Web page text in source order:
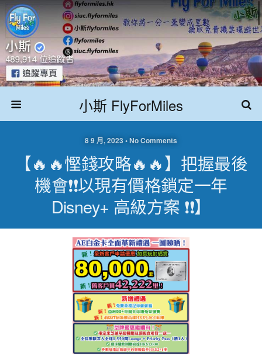
小斯 FlyForMiles
8 9 月, 2023 • No Comments
【🔥🔥慳錢攻略🔥🔥】把握最後
機會❗❗以現有價格鎖定一年
Disney+ 高級方案 ❗❗】